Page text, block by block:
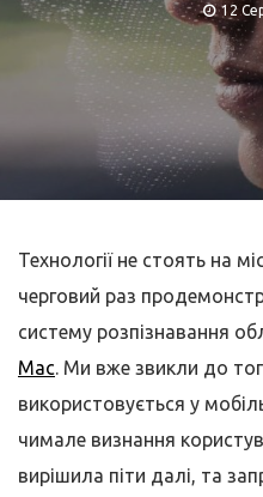
12
Технології не стоять на
черговий раз
систему розпізнавання
Mac. Ми вже звикли до
використовується у
чимале визнання
вирішила піти далі, та